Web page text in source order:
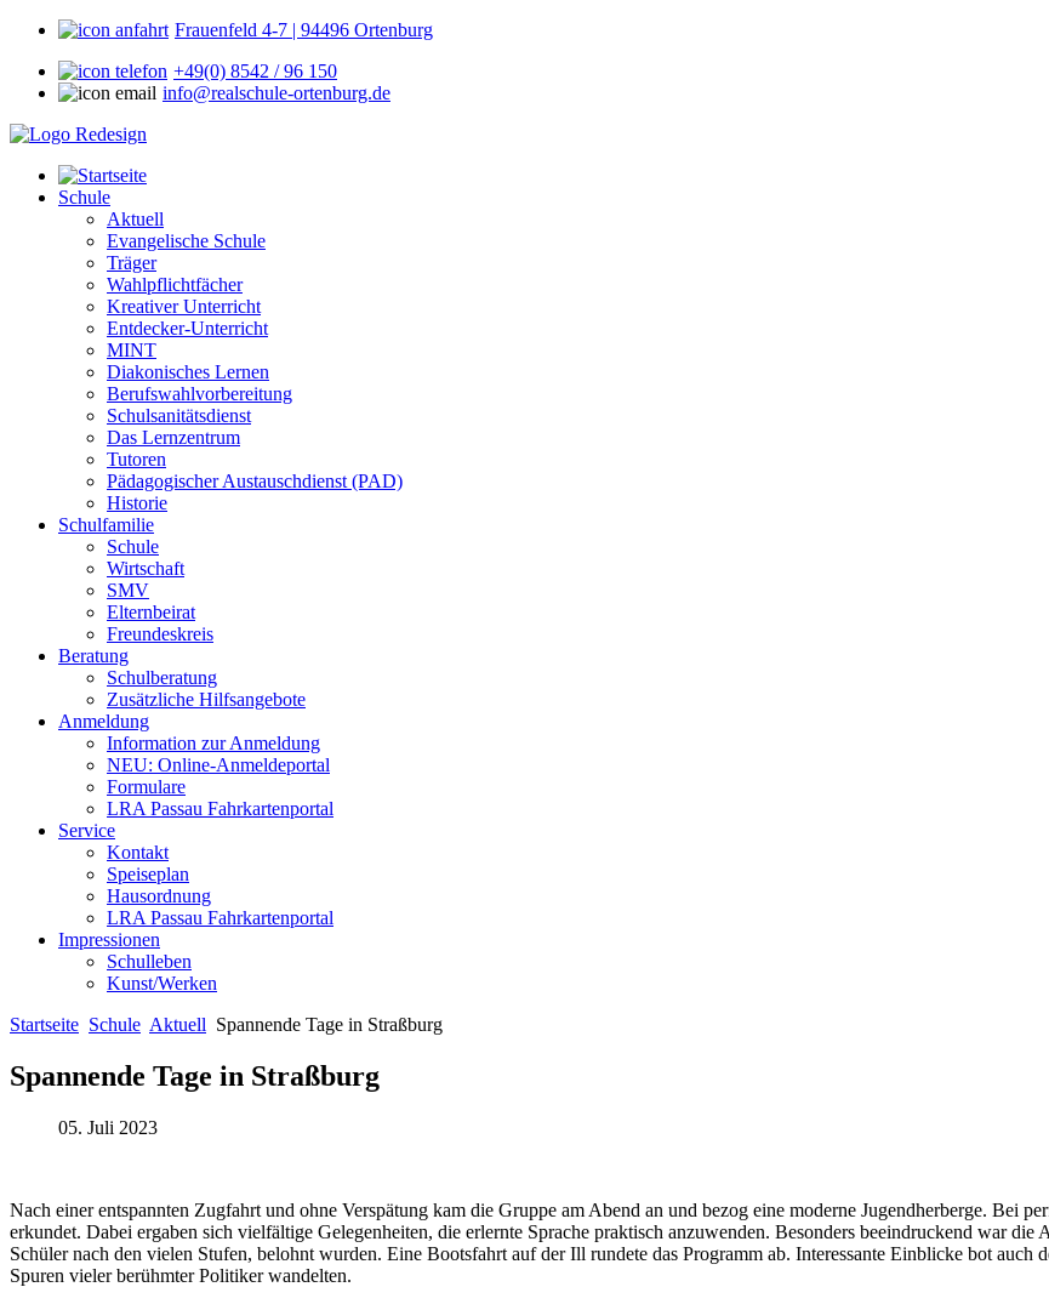
Frauenfeld 4-7 | 94496 Ortenburg
+49(0) 8542 / 96 150
info@realschule-ortenburg.de
Schule
Aktuell
Evangelische Schule
Träger
Wahlpflichtfächer
Kreativer Unterricht
Entdecker-Unterricht
MINT
Diakonisches Lernen
Berufswahlvorbereitung
Schulsanitätsdienst
Das Lernzentrum
Tutoren
Pädagogischer Austauschdienst (PAD)
Historie
Schulfamilie
Schule
Wirtschaft
SMV
Elternbeirat
Freundeskreis
Beratung
Schulberatung
Zusätzliche Hilfsangebote
Anmeldung
Information zur Anmeldung
NEU: Online-Anmeldeportal
Formulare
LRA Passau Fahrkartenportal
Service
Kontakt
Speiseplan
Hausordnung
LRA Passau Fahrkartenportal
Impressionen
Schulleben
Kunst/Werken
Startseite Schule Aktuell Spannende Tage in Straßburg
Spannende Tage in Straßburg
05. Juli 2023
Nach einer entspannten Zugfahrt und ohne Verspätung kam die Gruppe am Abend an und bezog eine moderne Jugendherberge. Bei
erkundet. Dabei ergaben sich vielfältige Gelegenheiten, die erlernte Sprache praktisch anzuwenden. Besonders beeindruckend war
Schüler nach den vielen Stufen, belohnt wurden. Eine Bootsfahrt auf der Ill rundete das Programm ab. Interessante Einblicke bot auch
Spuren vieler berühmter Politiker wandelten.